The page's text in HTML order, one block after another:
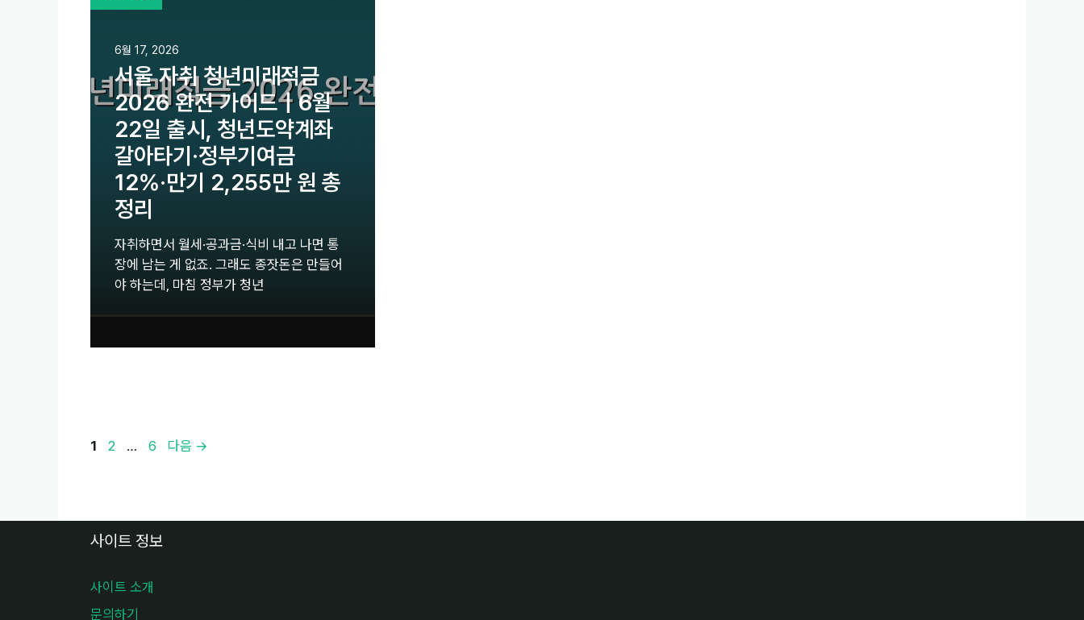
6월 17, 2026
서울 자취 청년미래적금
2026 완전 가이드｜6월
22일 출시, 청년도약계좌
갈아타기·정부기여금
12%·만기 2,255만 원 총
정리
자취하면서 월세·공과금·식비 내고 나면 통
장에 남는 게 없죠. 그래도 종잣돈은 만들어
야 하는데, 마침 정부가 청년
페
1
페
2 …
페
6 다음 →
사이트 정보
사이트 소개
문의하기